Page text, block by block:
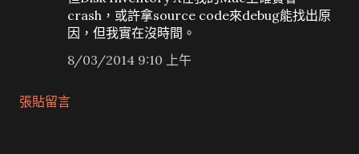
crash，或許拿source code來debug能找出原
因，但我實在沒時間。
8/03/2014 9:10 上午
張貼留言